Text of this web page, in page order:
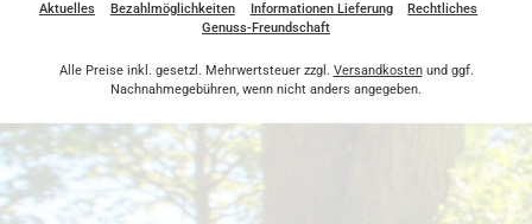
Aktuelles Bezahlmöglichkeiten Informationen Lieferung
Rechtliches
Genuss-Freundschaft
Alle Preise inkl. gesetzl. Mehrwertsteuer zzgl. Versandkostenund ggf.
Nachnahmegebühren, wenn nicht anders angegeben.